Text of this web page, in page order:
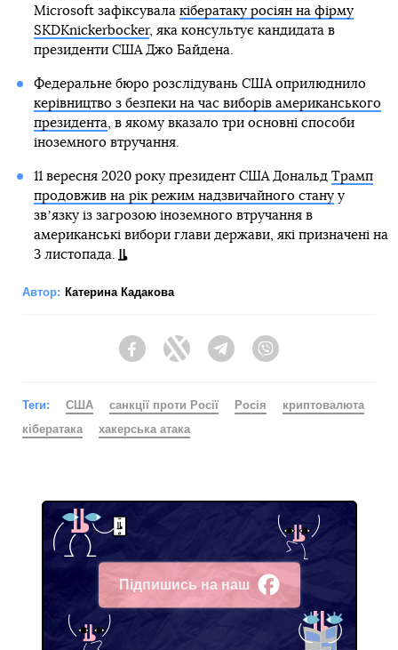
Microsoft зафіксувала кібератаку росіян на фірму
SKDKnickerbocker, яка консультує кандидата в
президенти США Джо Байдена.
Федеральне бюро розслідувань США оприлюднило
керівництво з безпеки на час виборів американського
президента, в якому вказало три основні способи
іноземного втручання.
11 вересня 2020 року президент США Дональд Трамп
продовжив на рік режим надзвичайного стануу
звʼязку із загрозою іноземного втручання в
американські вибори глави держави, які призначені на
3 листопада.
Автор: Катерина Кадакова
FacebookTwitter Telegram
Теги: США санкції проти Росії Росія
криптовалюта
кібератака
хакерська атака
Підпишись на наш
Facebook